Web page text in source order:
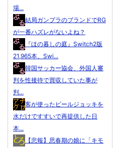
場...
結局ガンプラのブランドでRG
が一番ハズレがないよね？
『ほの暮しの庭』Switch2版
21,965本、Swi...
韓国サッカー協会、外国人審
判を性接待で買収していた事が
判...
客が使ったビールジョッキを
水だけですすいで再提供した日
本...
【悲報】思春期の娘に「キモ